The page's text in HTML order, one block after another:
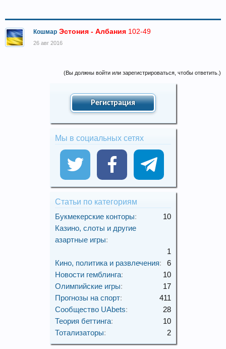
Кошмар Эстония - Албания 102-49
26 авг 2016
(Вы должны войти или зарегистрироваться, чтобы ответить.)
Регистрация
Мы в социальных сетях
Статьи по категориям
Букмекерские конторы:
10
Казино, слоты и другие
азартные игры:
1
Кино, политика и развлечения:
6
Новости гемблинга:
10
Олимпийские игры:
17
Прогнозы на спорт:
411
Сообщество UAbets:
28
Теория беттинга:
10
Тотализаторы: 2